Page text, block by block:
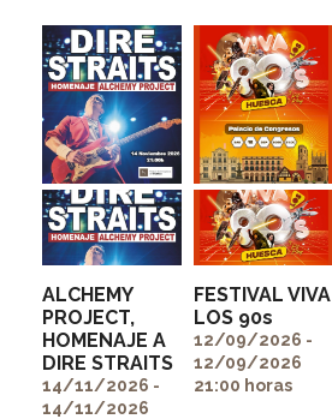
" alt=""
itemprop="image">
ALCHEMY
PROJECT,
HOMENAJE A
DIRE STRAITS
14/11/2026 -
14/11/2026
" alt=""
itemprop="image">
FESTIVAL VIVA
LOS 90s
12/09/2026 -
12/09/2026
21:00 horas